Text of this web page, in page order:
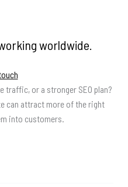
worldwide.
traffic, or a stronger SEO plan?
can attract more of the right
into customers.